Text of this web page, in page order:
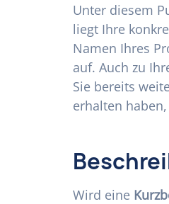
Unter diesem
liegt Ihre
Namen Ihres
auf. Auch zu
Sie bereits
erhalten
Wird eine